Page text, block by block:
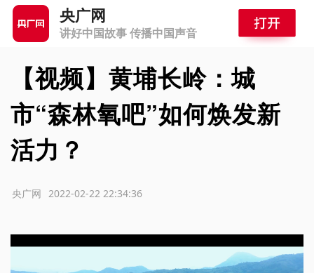
央广网
讲好中国故事 传播中国声音
【视频】黄埔长岭：城
市“森林氧吧”如何焕发新
活力？
2022-02-22 22:34:36
央广网